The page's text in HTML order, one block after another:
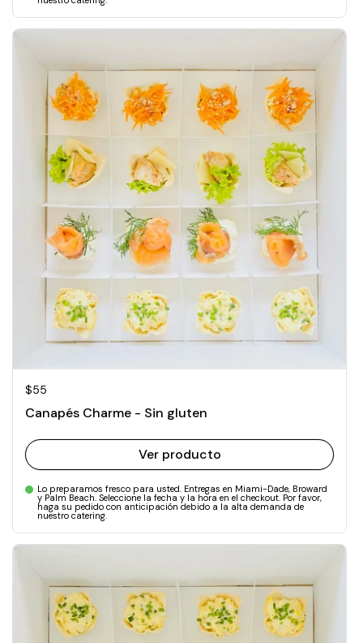
Precio normal
$55
Canapés Charme - Sin gluten
Ver producto
Lo preparamos fresco para usted. Entregas en Miami-Dade, Broward
y Palm Beach. Seleccione la fecha y la hora en el checkout. Por favor,
haga su pedido con anticipación debido a la alta demanda de
nuestro catering.